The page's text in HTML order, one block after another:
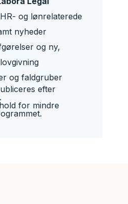
og lønrelaterede
nyheder
og ny,
og faldgruber
efter
for mindre